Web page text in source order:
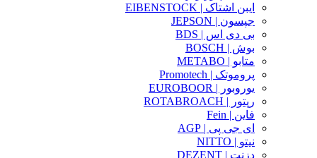
ایبن اشتاک | EIBENSTOCK
جپسون | JEPSON
بی دی اس | BDS
بوش | BOSCH
متابو | METABO
پروموتک | Promotech
یوروبور | EUROBOOR
رپتور | ROTABROACH
فاین | Fein
ای جی پی | AGP
نیتو | NITTO
دزنت | DEZENT